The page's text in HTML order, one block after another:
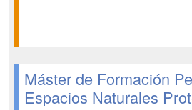
Máster de Formación
Espacios Naturales